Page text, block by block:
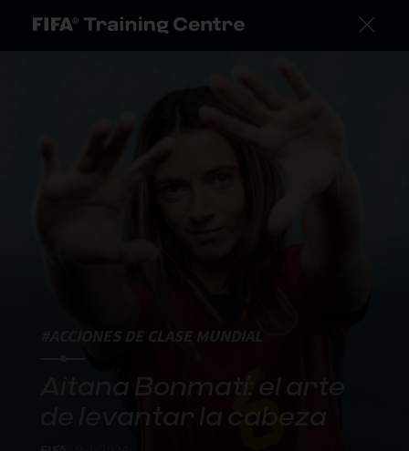
#ACCIONES DE CLASE MUNDIAL
Aitana Bonmatí: el arte
de levantar la cabeza